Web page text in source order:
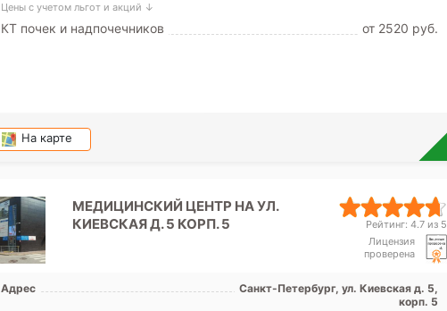
Цены с учетом льгот и акций ↓
КТ почек и надпочечников от 2520 pуб.
На карте
МЕДИЦИНСКИЙ ЦЕНТР НА УЛ.
КИЕВСКАЯ Д. 5 КОРП. 5
Рейтинг: 4.7 из 5
Лицензия
проверена
Адрес
Санкт-Петербург, ул. Киевская д. 5,
корп. 5